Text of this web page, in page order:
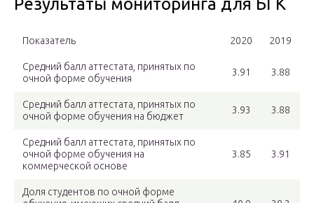
Результаты мониторинга для БГК
Показатель 2020 2019
Средний балл аттестата, принятых по
очной форме обучения
3.91 3.88
Средний балл аттестата, принятых по
очной форме обучения на бюджет
3.93 3.88
Средний балл аттестата, принятых по
очной форме обучения на
коммерческой основе
3.85 3.91
Доля студентов по очной форме